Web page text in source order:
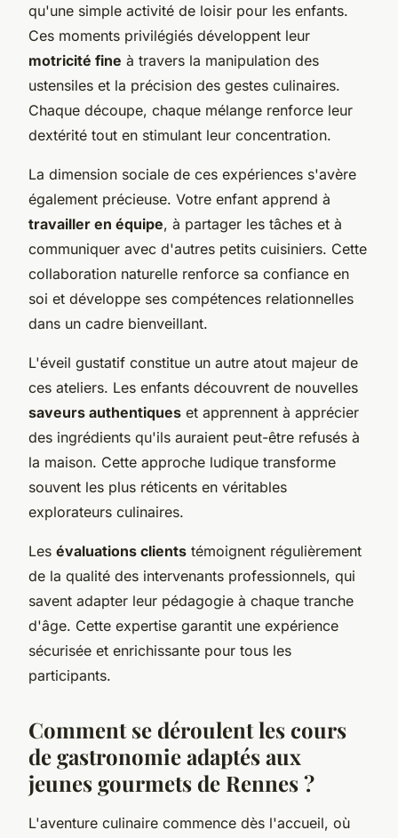
qu'une simple activité de loisir pour les enfants.
Ces moments privilégiés développent leur
motricité fine à travers la manipulation des
ustensiles et la précision des gestes culinaires.
Chaque découpe, chaque mélange renforce leur
dextérité tout en stimulant leur concentration.
La dimension sociale de ces expériences s'avère
également précieuse. Votre enfant apprend à
travailler en équipe, à partager les tâches et à
communiquer avec d'autres petits cuisiniers. Cette
collaboration naturelle renforce sa confiance en
soi et développe ses compétences relationnelles
dans un cadre bienveillant.
L'éveil gustatif constitue un autre atout majeur de
ces ateliers. Les enfants découvrent de nouvelles
saveurs authentiques et apprennent à apprécier
des ingrédients qu'ils auraient peut-être refusés à
la maison. Cette approche ludique transforme
souvent les plus réticents en véritables
explorateurs culinaires.
Les évaluations clients témoignent régulièrement
de la qualité des intervenants professionnels, qui
savent adapter leur pédagogie à chaque tranche
d'âge. Cette expertise garantit une expérience
sécurisée et enrichissante pour tous les
participants.
Comment se déroulent les cours
de gastronomie adaptés aux
jeunes gourmets de Rennes ?
L'aventure culinaire commence dès l'accueil, où